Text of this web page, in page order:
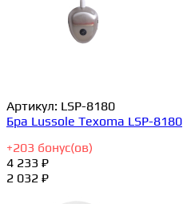
Артикул: LSP-8180
Бра Lussole Texoma LSP-8180
+203 бонус(ов)
4 233 ₽
2 032 ₽